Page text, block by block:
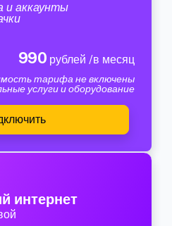
и аккаунты
990 рублей /в месяц
тарифа не включены
услуги и оборудование
интернет